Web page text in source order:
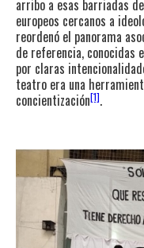
arribo a esas barriadas
europeos cercanos a
reordenó el panorama
de referencia, conocidas
por claras
teatro era una
concientización[1].